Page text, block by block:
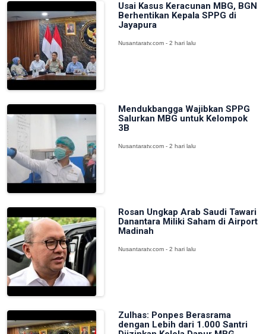
Usai Kasus Keracunan MBG, BGN
Berhentikan Kepala SPPG di
Jayapura
Nusantaratv.com - 2 hari lalu
Mendukbangga Wajibkan SPPG
Salurkan MBG untuk Kelompok
3B
Nusantaratv.com - 2 hari lalu
Rosan Ungkap Arab Saudi Tawari
Danantara Miliki Saham di Airport
Madinah
Nusantaratv.com - 2 hari lalu
Zulhas: Ponpes Berasrama
dengan Lebih dari 1.000 Santri